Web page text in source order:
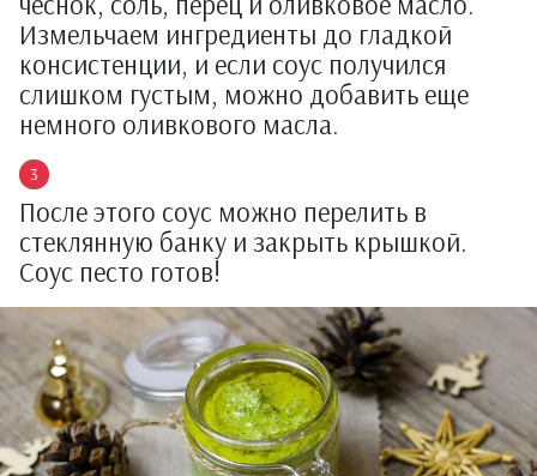
Измельчаем ингредиенты до гладкой
консистенции, и если соус получился
слишком густым, можно добавить еще
немного оливкового масла.
После этого соус можно перелить в
стеклянную банку и закрыть крышкой.
Соус песто готов!